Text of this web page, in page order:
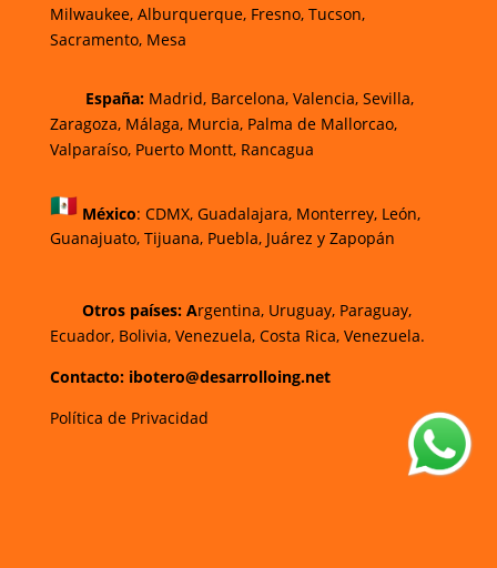
Milwaukee, Alburquerque, Fresno, Tucson,
Sacramento, Mesa
España: Madrid, Barcelona, Valencia, Sevilla,
Zaragoza, Málaga, Murcia, Palma de Mallorcao,
Valparaíso, Puerto Montt, Rancagua
México: CDMX, Guadalajara, Monterrey, León,
Guanajuato, Tijuana, Puebla, Juárez y Zapopán
Otros países: Argentina, Uruguay, Paraguay,
Ecuador, Bolivia, Venezuela, Costa Rica, Venezuela.
Contacto: ibotero@desarrolloing.net
Política de Privacidad
w